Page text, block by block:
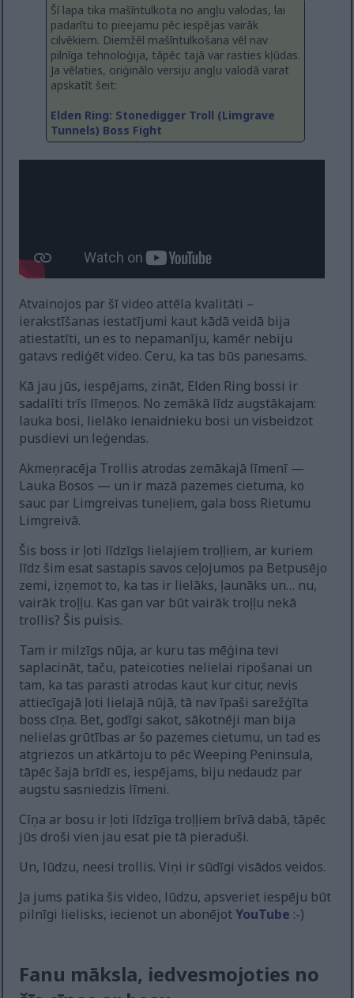
Šī lapa tika mašīntulkota no angļu valodas, lai
padarītu to pieejamu pēc iespējas vairāk
cilvēkiem. Diemžēl mašīntulkošana vēl nav
pilnīga tehnoloģija, tāpēc tajā var rasties kļūdas.
Ja vēlaties, oriģinālo versiju angļu valodā varat
apskatīt šeit:
Elden Ring: Stonedigger Troll (Limgrave
Tunnels) Boss Fight
Atvainojos par šī video attēla kvalitāti –
ierakstīšanas iestatījumi kaut kādā veidā bija
atiestatīti, un es to nepamanīju, kamēr nebiju
gatavs rediģēt video. Ceru, ka tas būs panesams.
Kā jau jūs, iespējams, zināt, Elden Ring bossi ir
sadalīti trīs līmeņos. No zemākā līdz augstākajam:
lauka bosi, lielāko ienaidnieku bosi un visbeidzot
pusdievi un leģendas.
Akmeņracēja Trollis atrodas zemākajā līmenī —
Lauka Bosos — un ir mazā pazemes cietuma, ko
sauc par Limgreivas tuneļiem, gala boss Rietumu
Limgreivā.
Šis boss ir ļoti līdzīgs lielajiem troļļiem, ar kuriem
līdz šim esat sastapis savos ceļojumos pa Betpusējo
zemi, izņemot to, ka tas ir lielāks, ļaunāks un… nu,
vairāk troļļu. Kas gan var būt vairāk troļļu nekā
trollis? Šis puisis.
Tam ir milzīgs nūja, ar kuru tas mēģina tevi
saplacināt, taču, pateicoties nelielai ripošanai un
tam, ka tas parasti atrodas kaut kur citur, nevis
attiecīgajā ļoti lielajā nūjā, tā nav īpaši sarežģīta
boss cīņa. Bet, godīgi sakot, sākotnēji man bija
nelielas grūtības ar šo pazemes cietumu, un tad es
atgriezos un atkārtoju to pēc Weeping Peninsula,
tāpēc šajā brīdī es, iespējams, biju nedaudz par
augstu sasniedzis līmeni.
Cīņa ar bosu ir ļoti līdzīga troļļiem brīvā dabā, tāpēc
jūs droši vien jau esat pie tā pieraduši.
Un, lūdzu, neesi trollis. Viņi ir sūdīgi visādos veidos.
Ja jums patika šis video, lūdzu, apsveriet iespēju būt
pilnīgi lielisks, iecienot un abonējotYouTube :-)
Fanu māksla, iedvesmojoties no